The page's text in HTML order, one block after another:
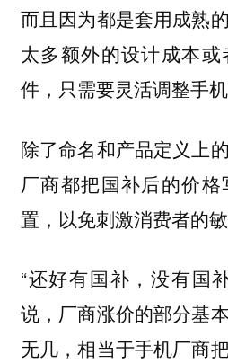
而且因为都是套用成熟
太多额外的设计成本
件，只需要灵活调整手机
除了命名和产品定义上
厂商都把国补后的价
置，以免刺激消费者的敏
“还好有国补，没有国
说，厂商涨价的部分基
无几，相当于手机厂商